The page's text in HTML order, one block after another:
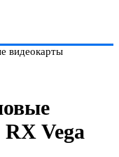
видеокарты
Vega